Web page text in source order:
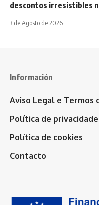
descontos irresistibles
3 de Agosto de 2026
Información
Aviso Legal e Termos
Política de privacidade
Política de cookies
Contacto